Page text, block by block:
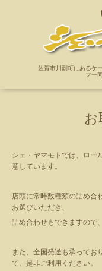
佐賀市川副町にあるケ
フ一
お
シェ・ヤマモトでは、ロー
意しています。
店頭に常時数種類の詰め合
お選びいただき、
詰め合わせもできますので
また、全国発送も承ってお
て、是非ご利用ください。